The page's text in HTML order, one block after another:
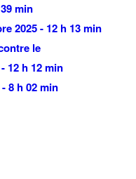
min
2025 - 12 h 13 min
le
12 h 12 min
8 h 02 min